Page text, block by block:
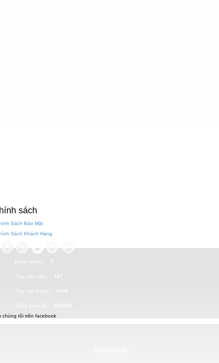
sách
Sách Bảo Mật
Sách Khách Hàng
Đang online : 7
Truy cập ngày : 167
Truy cập tháng : 1649
: 602153
chúng tôi trên facebook